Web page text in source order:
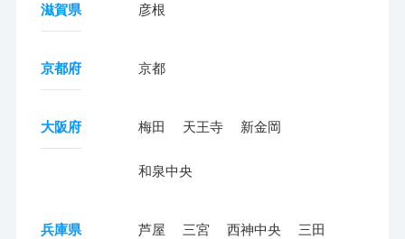
滋賀県 彦根
京都府 京都
大阪府 梅田 天王寺 新金岡
和泉中央
兵庫県 芦屋 三宮 西神中央 三田